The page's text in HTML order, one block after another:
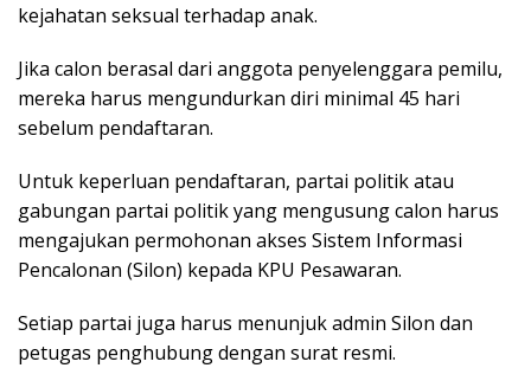
kejahatan seksual terhadap anak.
Jika calon berasal dari anggota penyelenggara pemilu,
mereka harus mengundurkan diri minimal 45 hari
sebelum pendaftaran.
Untuk keperluan pendaftaran, partai politik atau
gabungan partai politik yang mengusung calon harus
mengajukan permohonan akses Sistem Informasi
Pencalonan (Silon) kepada KPU Pesawaran.
Setiap partai juga harus menunjuk admin Silon dan
petugas penghubung dengan surat resmi.